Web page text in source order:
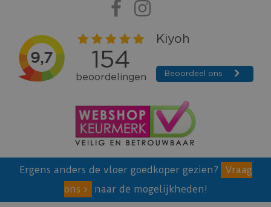
Ergens anders de vloer goedkoper gezien?
Vraag
ons
naar de mogelijkheden!